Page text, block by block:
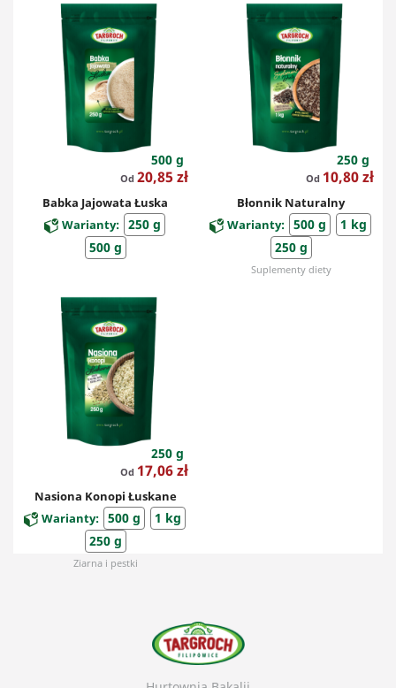
500 g
Od Cena
20,85 zł
Babka Jajowata Łuska
Warianty: 250 g
500 g
250 g
Od Cena
10,80 zł
Błonnik Naturalny
Warianty: 500 g
1 kg
250 g
Suplementy diety
250 g
Od Cena
17,06 zł
Nasiona Konopi Łuskane
Warianty: 500 g
1 kg
250 g
Ziarna i pestki